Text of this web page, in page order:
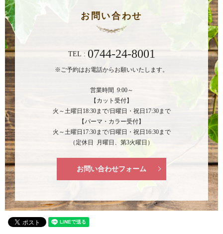
お問い合わせ
TEL : 0744-24-8001
※ご予約はお電話からお願いいたします。
営業時間 9:00～
【カット受付】
火～土曜日18:30まで/日曜日・祝日17:30まで
【パーマ・カラー受付】
火～土曜日17:30まで/日曜日・祝日16:30まで
（定休日 月曜日、第3火曜日）
お問い合わせフォーム